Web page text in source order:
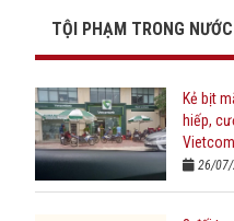
TỘI PHẠM TRONG NƯỚC
Kẻ bịt
hiếp,
26/07/